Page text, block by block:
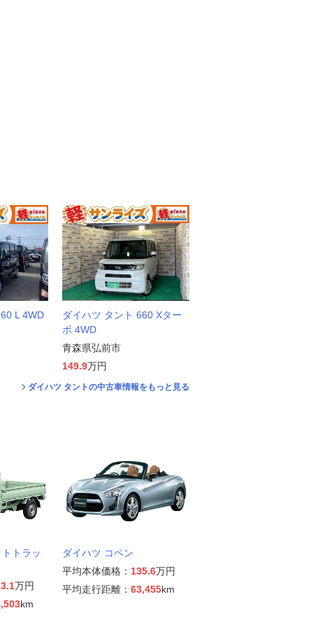
L 4WD
ダイハツ タント 660 Xター
ボ 4WD
青森県弘前市
149.9万円
ダイハツ タントの中古車情報をもっと見る
トラッ
万円
km
ダイハツ コペン
平均本体価格： 135.6万円
平均走行距離： 63,455km